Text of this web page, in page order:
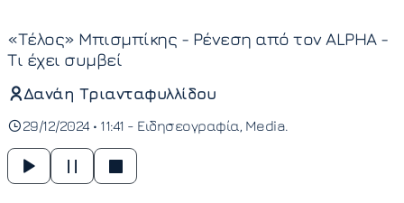
«Tέλος» Μπισμπίκης - Ρένεση από τον ALPHA -
Τι έχει συμβεί
Δανάη Τριανταφυλλίδου
29/12/2024 • 11:41 - Ειδησεογραφία Media